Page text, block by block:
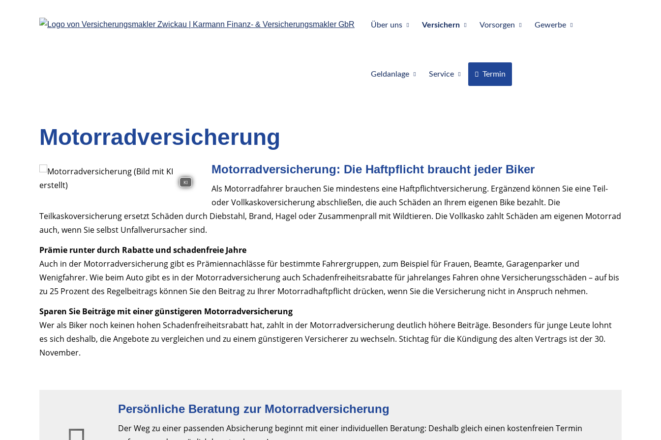
Über uns Versichern Vorsorgen Gewerbe
Geldanlage Service Termin
Motorradversicherung
KI
Motorradversicherung: Die Haftpflicht braucht jeder Biker
Als Motorradfahrer brauchen Sie mindestens eine Haftpflichtversicherung. Ergänzend können Sie eine Teil-
oder Vollkaskoversicherung abschließen, die auch Schäden an Ihrem eigenen Bike bezahlt. Die
Teilkaskoversicherung ersetzt Schäden durch Diebstahl, Brand, Hagel oder Zusammenprall mit Wildtieren. Die Vollkasko zahlt Schäden am eigenen Motorrad
auch, wenn Sie selbst Unfallverursacher sind.
Prämie runter durch Rabatte und schadenfreie Jahre
Auch in der Motorradversicherung gibt es Prämiennachlässe für bestimmte Fahrergruppen, zum Beispiel für Frauen, Beamte, Garagenparker und
Wenigfahrer. Wie beim Auto gibt es in der Motorradversicherung auch Schadenfreiheitsrabatte für jahrelanges Fahren ohne Versicherungsschäden – auf bis
zu 25 Prozent des Regelbeitrags können Sie den Beitrag zu Ihrer Motorradhaftpflicht drücken, wenn Sie die Versicherung nicht in Anspruch nehmen.
Sparen Sie Beiträge mit einer günstigeren Motorradversicherung
Wer als Biker noch keinen hohen Schadenfreiheitsrabatt hat, zahlt in der Motorradversicherung deutlich höhere Beiträge. Besonders für junge Leute lohnt
es sich deshalb, die Angebote zu vergleichen und zu einem günstigeren Versicherer zu wechseln. Stichtag für die Kündigung des alten Vertrags ist der 30.
November.
Persönliche Beratung zur Motor­rad­ver­sicherung
Der Weg zu einer passenden Absicherung beginnt mit einer individuellen Beratung: Deshalb gleich einen kostenfreien Termin